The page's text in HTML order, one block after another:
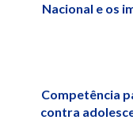
Nacional e os
Competência
contra